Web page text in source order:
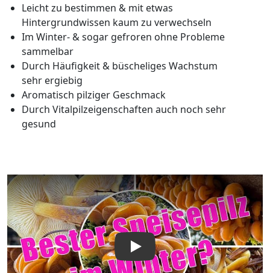
Leicht zu bestimmen & mit etwas
Hintergrundwissen kaum zu verwechseln
Im Winter- & sogar gefroren ohne Probleme
sammelbar
Durch Häufigkeit & büscheliges Wachstum
sehr ergiebig
Aromatisch pilziger Geschmack
Durch Vitalpilzeigenschaften auch noch sehr
gesund
Video abspielen: Samtfußrübling, Winterrübling,